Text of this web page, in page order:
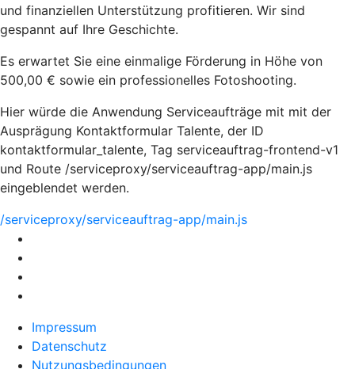
und finanziellen Unterstützung profitieren. Wir sind
gespannt auf Ihre Geschichte.
Es erwartet Sie eine einmalige Förderung in Höhe von
500,00 € sowie ein professionelles Fotoshooting.
Hier würde die Anwendung Serviceaufträge mit mit der
Ausprägung Kontaktformular Talente, der ID
kontaktformular_talente, Tag serviceauftrag-frontend-v1
und Route /serviceproxy/serviceauftrag-app/main.js
eingeblendet werden.
/serviceproxy/serviceauftrag-app/main.js
Impressum
Datenschutz
Nutzungsbedingungen